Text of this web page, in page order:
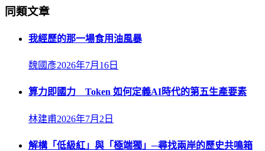
同類文章
我經歷的那一場食用油風暴
魏國彥2026年7月16日
算力即國力 Token 如何定義AI時代的第五生產要素
林建甫2026年7月2日
解構「低級紅」與「極端獨」─尋找兩岸的歷史共鳴箱